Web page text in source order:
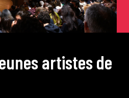
Culture
unesartistesde